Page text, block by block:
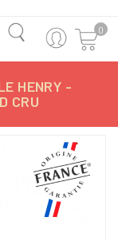
0
HENRY -
CRU